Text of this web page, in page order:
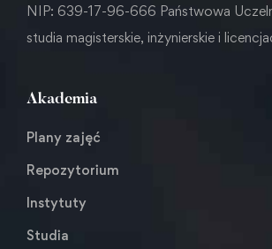
NIP: 639-17-96-666 Państwowa
studia magisterskie, inżynierskie i
Akademia
Plany zajęć
Repozytorium
Instytuty
Studia